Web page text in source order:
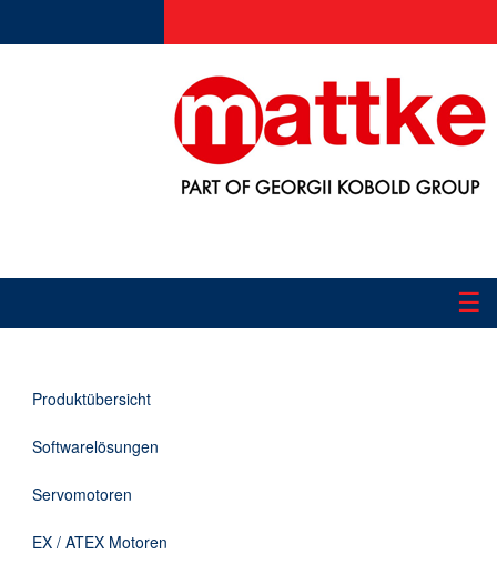
☰
Applikationen
Informationen
Downloads
Kontakt
Produktübersicht
Softwarelösungen
Servomotoren
EX / ATEX Motoren